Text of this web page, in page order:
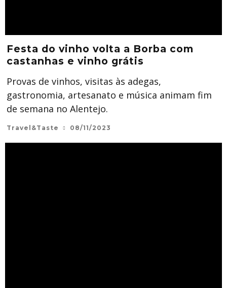
Festa do vinho volta a Borba com
castanhas e vinho grátis
Provas de vinhos, visitas às adegas,
gastronomia, artesanato e música animam fim
de semana no Alentejo.
Travel&Taste 08/11/2023